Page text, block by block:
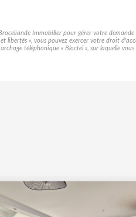
Immobilier pour gérer votre
libertés », vous pouvez exercer votre droit
téléphonique « Bloctel », sur laquelle